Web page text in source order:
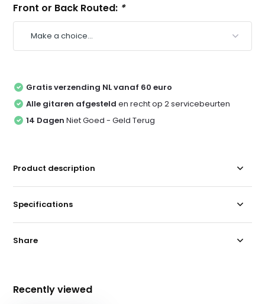
Front or Back Routed: *
Gratis verzending NL vanaf 60 euro
Alle gitaren afgesteld en recht op 2 servicebeurten
14 Dagen Niet Goed - Geld Terug
Product description
Specifications
Share
Recently viewed